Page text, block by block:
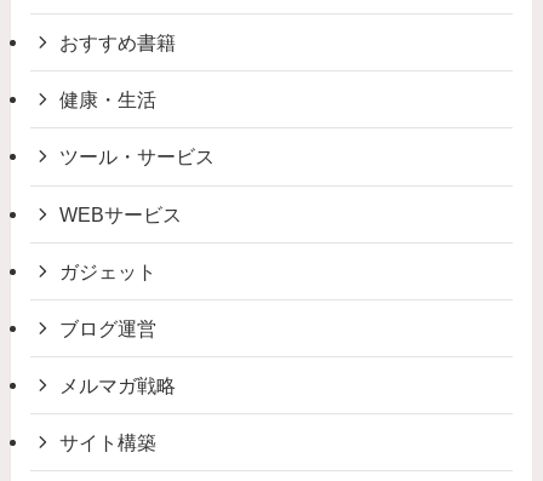
おすすめ書籍
健康・生活
ツール・サービス
WEBサービス
ガジェット
ブログ運営
メルマガ戦略
サイト構築